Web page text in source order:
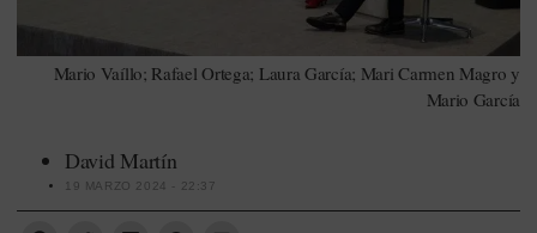
Mario Vaíllo; Rafael Ortega; Laura García; Mari Carmen Magro y
Mario García
David Martín
19 MARZO 2024 - 22:37